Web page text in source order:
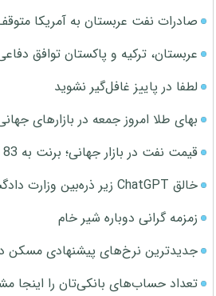
صادرات نفت عربستان به آمریکا
عربستان، ترکیه و پاکستان توافق
لطفا در پاییز غافل‌گیر نشوید
بهای طلا امروز جمعه در بازارهای
قیمت نفت در بازار جهانی؛ برنت به 83 دلار رسید
خالق ChatGPT زیر ذره‌بین وزارت دادگستری آمریکا
زمزمه گرانی دوباره شیر خام
جدیدترین نرخ‌های پیشنهادی مسکن در 10 محله
تعداد حساب‌های بانکی‌تان را اینجا